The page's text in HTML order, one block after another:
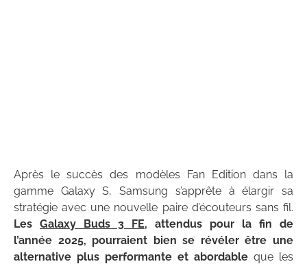
Après le succès des modèles Fan Edition dans la
gamme Galaxy S, Samsung s’apprête à élargir sa
stratégie avec une nouvelle paire d’écouteurs sans fil.
Les Galaxy Buds 3 FE, attendus pour la fin de
l’année 2025, pourraient bien se révéler être une
alternative plus performante et abordable que les